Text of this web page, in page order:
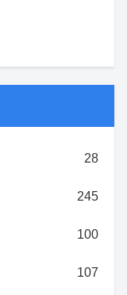
28
245
100
107